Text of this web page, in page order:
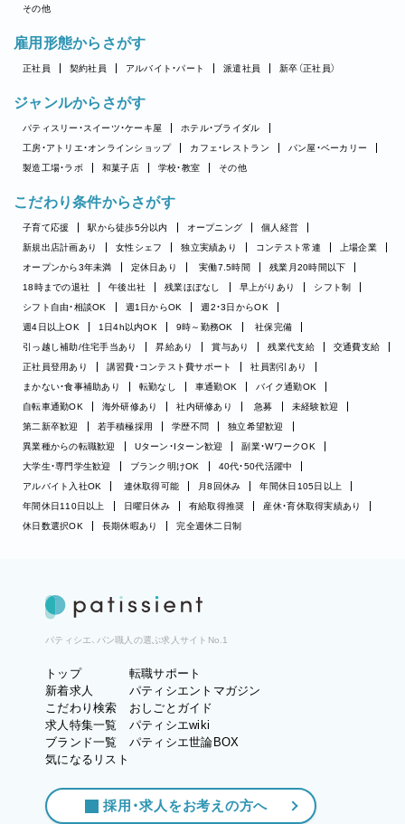
その他
雇用形態からさがす
正社員 契約社員 アルバイト・パート 派遣社員 新卒（正社員）
ジャンルからさがす
パティスリー・スイーツ・ケーキ屋
ホテル・ブライダル
工房・アトリエ・オンラインショップ
カフェ・レストラン
パン屋・ベーカリー
製造工場・ラボ
和菓子店 学校・教室 その他
こだわり条件からさがす
子育て応援 駅から徒歩5分以内 オープニング
個人経営
新規出店計画あり
女性シェフ 独立実績あり コンテスト常連
上場企業
オープンから3年未満
定休日あり 実働7.5時間
残業月20時間以下
18時までの退社
午後出社 残業ほぼなし 早上がりあり
シフト制
シフト自由・相談OK
週1日からOK
週2・3日からOK
週4日以上OK
1日4h以内OK 9時～勤務OK
社保完備
引っ越し補助/住宅手当あり
昇給あり 賞与あり 残業代支給
交通費支給
正社員登用あり
講習費・コンテスト費サポート
社員割引あり
まかない・食事補助あり
転勤なし 車通勤OK
バイク通勤OK
自転車通勤OK
海外研修あり 社内研修あり 急募
未経験歓迎
第二新卒歓迎
若手積極採用 学歴不問
独立希望歓迎
異業種からの転職歓迎
Uターン・Iターン歓迎
副業・WワークOK
大学生・専門学生歓迎
ブランク明けOK
40代・50代活躍中
アルバイト入社OK
連休取得可能 月8回休み
年間休日105日以上
年間休日110日以上
日曜日休み 有給取得推奨
産休・育休取得実績あり
休日数選択OK
長期休暇あり 完全週休二日制
パティシエ、パン職人の選ぶ求人サイトNo.1
トップ
新着求人
こだわり検索
求人特集一覧
ブランド一覧
気になるリスト
転職サポート
パティシエントマガジン
おしごとガイド
パティシエwiki
パティシエ世論BOX
採用・求人をお考えの方へ